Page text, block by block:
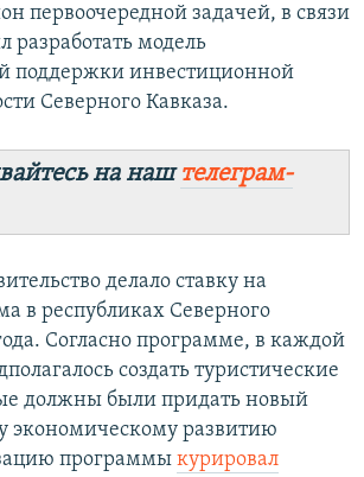
первоочередной задачей, в связи
разработать модель
поддержки инвестиционной
Северного Кавказа.
на наштелеграм-
делало ставку на
в республиках Северного
Согласно программе, в каждой
создать туристические
должны были придать новый
экономическому развитию
программы курировал